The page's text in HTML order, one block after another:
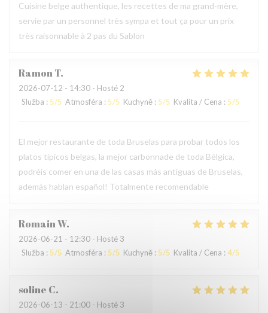
Cuisine belge authentique, les recettes de ma grand-mère,
servie par un personnel très sympa et tout ça pour un prix
très raisonnable à 2 pas du Sablon
RamonT
2026-07-12 - 14:30 - Hosté 2
Služba : 5/5 Atmosféra : 5/5 Kuchyně : 5/5 Kvalita / Cena : 5/5
El mejor restaurante de toda Bruselas para probar todos los
platos típicos belgas, la mejor carbonnade de toda Bélgica,
podréis comer en una de las casas más antiguas de Bruselas,
además hablan español! Totalmente recomendable
RomainW
2026-06-21 - 12:30 - Hosté 3
Služba : 5/5 Atmosféra : 5/5 Kuchyně : 5/5 Kvalita / Cena : 4/5
soline C
2026-06-13 - 21:00 - Hosté 3